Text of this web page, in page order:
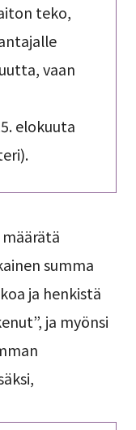
teko,
vaan
elokuuta
summa
ja henkistä
ja myönsi